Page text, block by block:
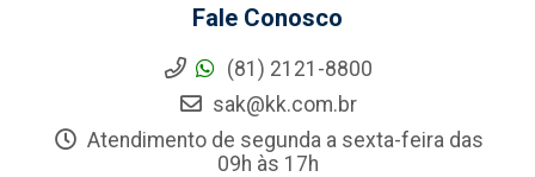
Fale Conosco
(81) 2121-8800
sak@kk.com.br
Atendimento de segunda a sexta-feira das
09h às 17h